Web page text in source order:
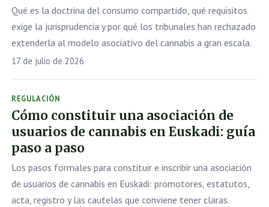
Qué es la doctrina del consumo compartido, qué requisitos
exige la jurisprudencia y por qué los tribunales han rechazado
extenderla al modelo asociativo del cannabis a gran escala.
17 de julio de 2026
REGULACIÓN
Cómo constituir una asociación de
usuarios de cannabis en Euskadi: guía
paso a paso
Los pasos formales para constituir e inscribir una asociación
de usuarios de cannabis en Euskadi: promotores, estatutos,
acta, registro y las cautelas que conviene tener claras.